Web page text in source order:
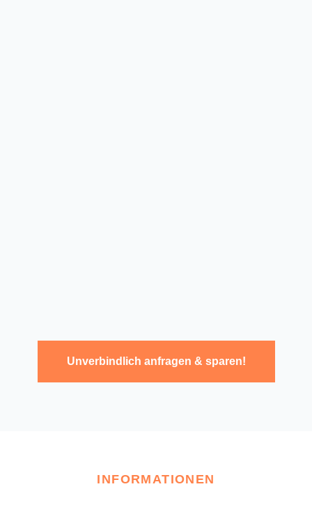
Unverbindlich anfragen & sparen!
INFORMATIONEN